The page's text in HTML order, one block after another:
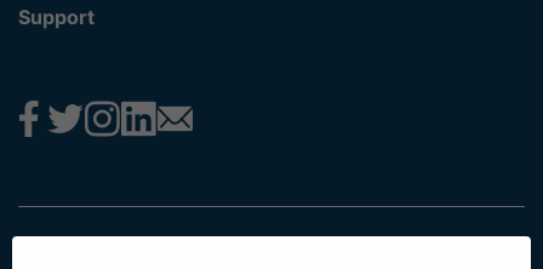
Support
Impressum